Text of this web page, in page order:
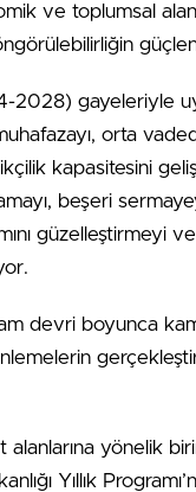
ve toplumsal
2028)
orta
kapasitesini
beşeri
güzelleştirmeyi ve
devri boyunca
alanlarına yönelik
Yıllık